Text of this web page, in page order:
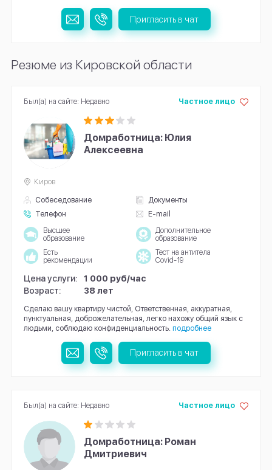
Пригласить в чат
Резюме из Кировской области
Домработница: Юлия
Алексеевна
Собеседование
Документы
Телефон
E-mail
Частное лицо
Киров
Высшее
образование
Дополнительное
образование
Есть
рекомендации
Тест на антитела
Covid-19
Цена услуги:
1 000 руб/час
Возраст:
38 лет
Сделаю вашу квартиру чистой, Ответственная, аккуратная,
пунктуальная, доброжелательная, легко нахожу общий язык с
людьми, соблюдаю конфиденциальность. подробнее
Был(а) на сайте: Недавно
Пригласить в чат
Домработница: Роман
Дмитриевич
Частное лицо
Был(а) на сайте: Недавно